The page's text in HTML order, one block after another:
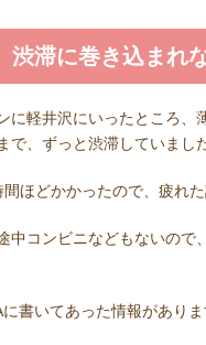
渋滞に巻き込まれ
に軽井沢にいったところ、
で、ずっと渋滞していました
ほどかかったので、疲れた
中コンビニなどもないので
書いてあった情報がありま